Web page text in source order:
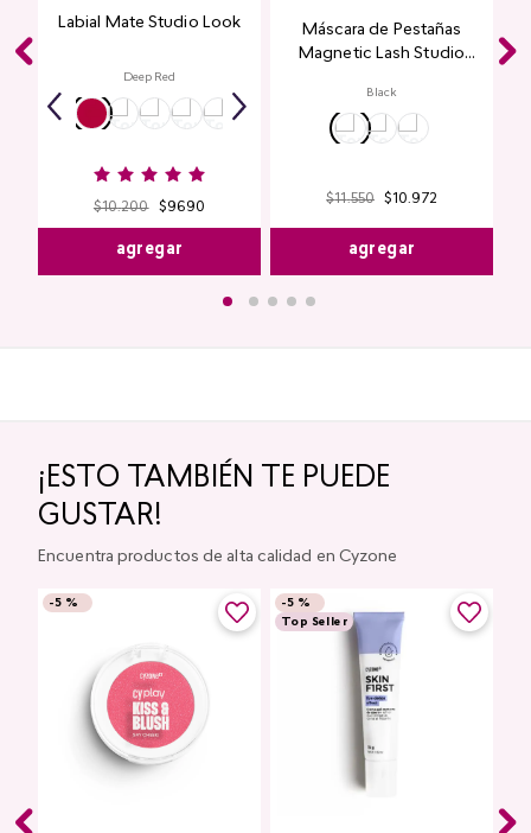
Labial Mate Studio Look
Deep Red
$10.200 $9690
agregar
Máscara de Pestañas
Magnetic Lash Studio
Black
$11.550 $ 10.972
agregar
¡ESTO TAMBIÉN TE PUEDE
GUSTAR!
Encuentra productos de alta calidad en Cyzone
-5 % -5 %
Top Seller